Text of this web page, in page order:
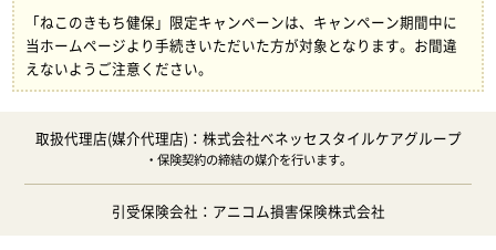
「ねこのきもち健保」限定キャンペーンは、キャンペーン期間中に
当ホームページより手続きいただいた方が対象となります。お間違
えないようご注意ください。
取扱代理店(媒介代理店)：株式会社ベネッセスタイルケアグループ
・保険契約の締結の媒介を行います。
引受保険会社：アニコム損害保険株式会社